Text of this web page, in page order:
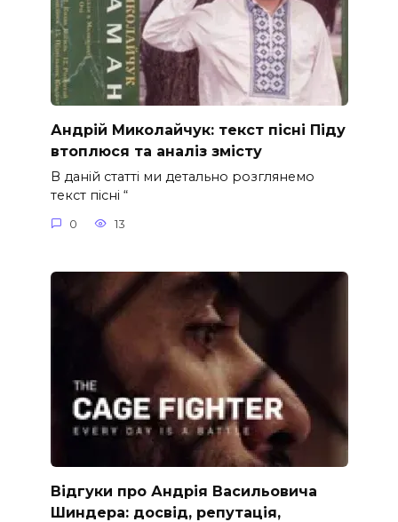
Андрій Миколайчук: текст пісні Піду
втоплюся та аналіз змісту
В даній статті ми детально розглянемо
текст пісні “
0 13
Відгуки про Андрія Васильовича
Шиндера: досвід, репутація,